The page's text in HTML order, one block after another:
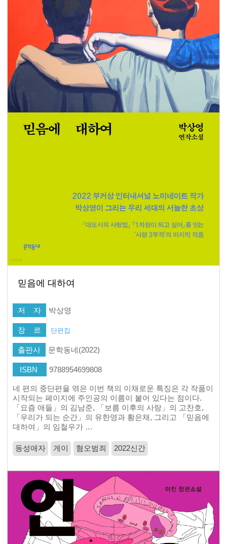
믿음에 대하여
저 자 박상영
장 르 단편집
출판사 문학동네(2022)
ISBN 9788954699808
네 편의 중단편을 엮은 이번 책의 이채로운 특징은 각 작품이
시작되는 페이지에 주인공의 이름이 붙어 있다는 점이다.
「요즘 애들」의 김남준, 「보름 이후의 사랑」의 고찬호,
「우리가 되는 순간」의 유한영과 황은채, 그리고 「믿음에
대하여」의 임철우가 …
동성애자 게이 혐오범죄 2022신간